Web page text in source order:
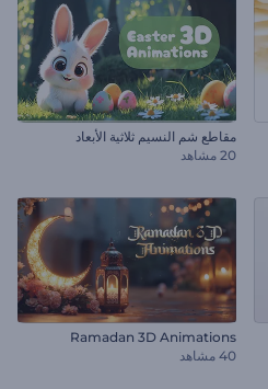
مقاطع شم النسيم ثلاثية الأبعاد
20 مشاهد
Ramadan 3D Animations
40 مشاهد